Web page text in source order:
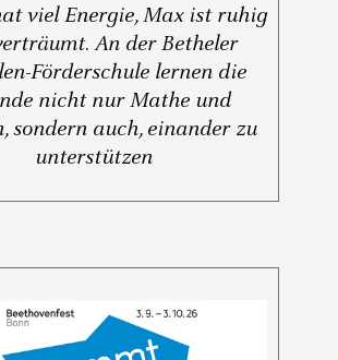
viel Energie, Max ist ruhig
An der Betheler
Förderschule lernen die
nicht nur Mathe und
sondern auch, einander zu
unterstützen